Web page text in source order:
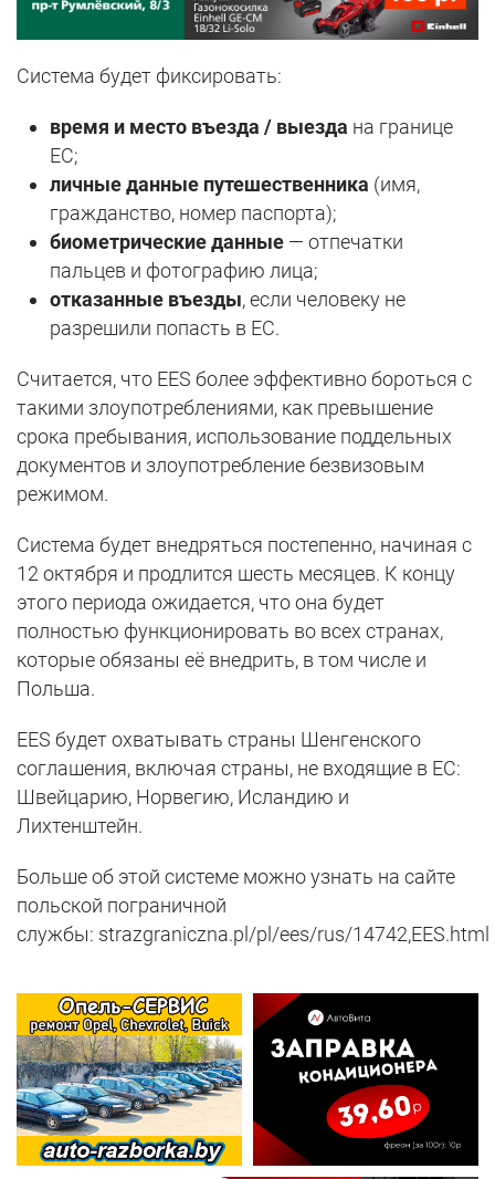
Система будет фиксировать:
время и место въезда / выезда на границе
ЕС;
личные данные путешественника (имя,
гражданство, номер паспорта);
биометрические данные — отпечатки
пальцев и фотографию лица;
отказанные въезды, если человеку не
разрешили попасть в ЕС.
Считается, что EES более эффективно бороться с
такими злоупотреблениями, как превышение
срока пребывания, использование поддельных
документов и злоупотребление безвизовым
режимом.
Система будет внедряться постепенно, начиная с
12 октября и продлится шесть месяцев. К концу
этого периода ожидается, что она будет
полностью функционировать во всех странах,
которые обязаны её внедрить, в том числе и
Польша.
EES будет охватывать страны Шенгенского
соглашения, включая страны, не входящие в ЕС:
Швейцарию, Норвегию, Исландию и
Лихтенштейн.
Больше об этой системе можно узнать на сайте
польской пограничной
службы: strazgraniczna.pl/pl/ees/rus/14742,EES.html